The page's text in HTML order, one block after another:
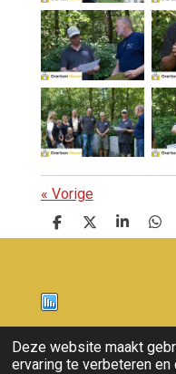
Deze website maakt
ervaring te verbeteren en
« Vorige
D
e
D
e
S
h
D
e
Nieuws
© 2011 - 2026